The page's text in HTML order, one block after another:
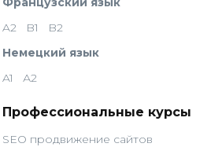
A2
B1
B2
Немецкий язык
A1
А2
Профессиональные курсы
SEO продвижение сайтов